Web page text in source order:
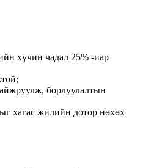
хүчин чадал 25% -иар
борлуулалтын
хагас жилийн дотор нөхөх